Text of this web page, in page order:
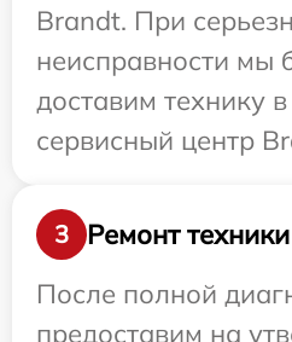
Brandt. При
неисправности мы
доставим технику
сервисный центр
3
Ремонт техники
После полной
предоставим на